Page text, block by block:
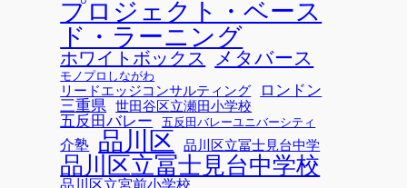
プロジェクト・ベース
ド・ラーニング
ホワイトボックス メタバース
モノプロしながわ
リードエッジコンサルティング
ロンドン
三重県
世田谷区立瀬田小学校
五反田バレー 五反田バレーユニバーシティ
介塾 品川区 品川区立冨士見台中学
品川区立冨士見台中学校